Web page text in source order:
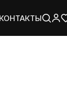
КОНТАКТЫ